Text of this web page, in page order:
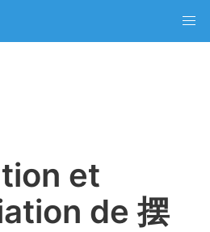
et
de 摆